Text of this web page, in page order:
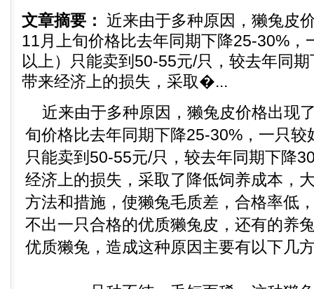
文章摘要： 近来由于多种原因，獭兔皮
11月上旬价格比去年同期下降25-30%，
以上）只能卖到50-55元/只，较去年同
带来经济上的损失，采取�...
近来由于多种原因，獭兔皮价格出现
旬价格比去年同期下降25-30%，一只
只能卖到50-55元/只，较去年同期下降
经济上的损失，采取了降低饲养成本，
方法和措施，使獭兔毛质差，合格率低
不出一只合格的优质獭兔皮，还有的养
优质獭兔，造成这种原因主要有以下几